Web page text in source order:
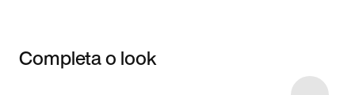
Completa o look